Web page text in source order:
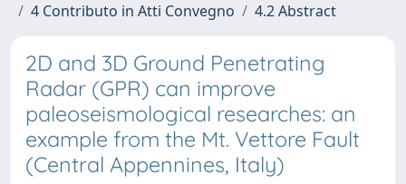
4 Contributo in Atti Convegno
4.2 Abstract
2D and 3D Ground Penetrating
Radar (GPR) can improve
paleoseismological researches: an
example from the Mt. Vettore Fault
(Central Appennines, Italy)